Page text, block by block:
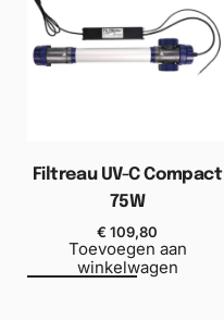
Filtreau UV-C Compact
75W
€ 109,80
Toevoegen aan
winkelwagen